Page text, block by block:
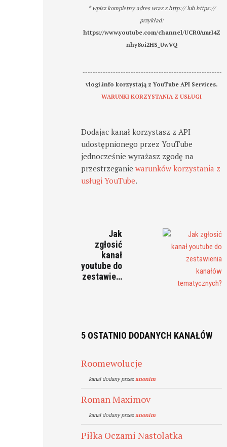
* wpisz kompletny adres wraz z http:// lub https://
przykład:
https://www.youtube.com/channel/UCR0AmrI4Z
nhy8oi2HS_UwVQ
-------------------------------------------------------
vlogi.info korzystają z YouTube API Services.
WARUNKI KORZYSTANIA Z USŁUGI
Dodajac kanał korzystasz z API
udostępnionego przez YouTube
jednocześnie wyrażasz zgodę na
przestrzeganiewarunków korzystania z
usługi YouTube.
Jak
zgłosić
kanał
youtube do
zestawie…
5 OSTATNIO DODANYCH KANAŁÓW
Roomewolucje
kanal dodany przezanonim
Roman Maximov
kanal dodany przezanonim
Piłka Oczami Nastolatka